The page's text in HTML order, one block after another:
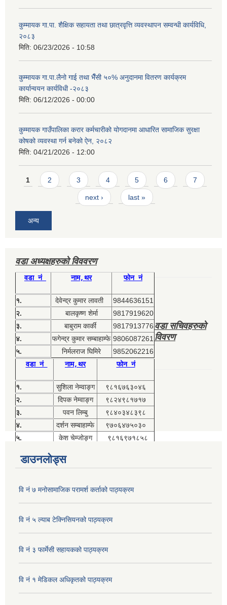
कुम्मायक गा.पा. शैक्षिक सहायता तथा छात्रवृत्ति व्यवस्थापन सम्वन्धी कार्यविधि,
२०८३
मिति: 06/23/2026 - 10:58
कुम्मायक गा.पा.लैनो गाई तथा भैँसी ५०% अनुदानमा वितरण कार्यक्रम
कार्यान्वयन कार्यविधी -२०८३
मिति: 06/12/2026 - 00:00
कुम्मायक गाउँपालिका करार कर्मचारीको योगदानमा आधारित सामाजिक सुरक्षा
कोषको व्यवस्था गर्न बनेको ऐन, २०८२
मिति: 04/21/2026 - 12:00
Pages
1 2 3 4 5 6 7
next › last »
अन्य
वडा अध्यक्षहरुको विववरण
वडा नं नाम,थर फोन नं
१. देवेन्द्र कुमार लावती
9844636151
२.
बालकृष्ण शेर्मा
9817919620
३.
बाबुराम कार्की
9817913776
४.
फगेन्द्र कुमार सम्बाहाम्फे 9806087261
५.
निर्मलराज घिमिरे 9852062216
वडा सचिवहरुको
विवरण
वडा नं नाम,थर फोन नं
१. सुशिला नेम्वाङ्ग
९८१६७६३०४६
२.
दिपक नेम्वाङ्ग
९८२४९८१७१७
३.
पवन लिम्बु
९८४०३४८३९८
४.
दर्शन सम्बाहाम्फे
९७०६४७५०३०
५.
केश चेम्जोङ्ग ९८१६९७१८५८
डाउनलोड्स
वि नं ७ मनोसामाजिक परामर्श कर्ताको पाठ्यक्रम
वि नं ५ ल्याब टेक्निसियनको पाठ्यक्रम
वि नं ३ फार्मेसी सहायकको पाठ्यक्रम
वि नं १ मेडिकल अधिकृतको पाठ्यक्रम